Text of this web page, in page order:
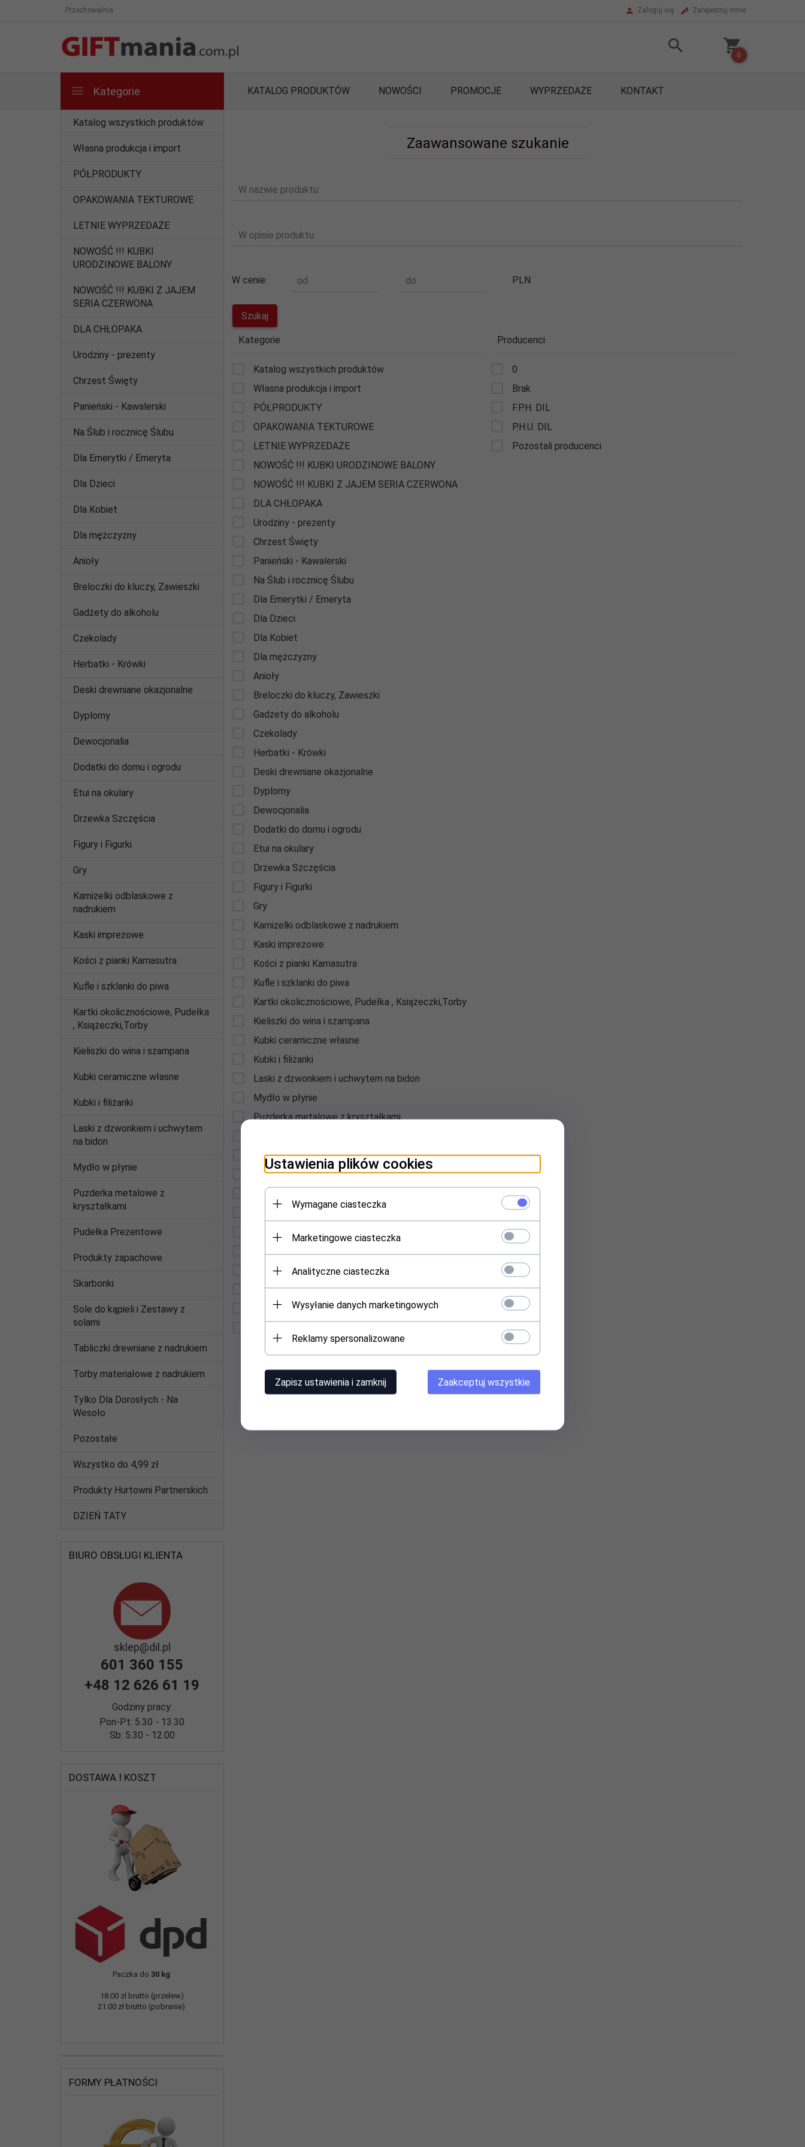
Przechowalnia Zaloguj się Zarejestruj mnie
0
Kategorie KATALOG PRODUKTÓW NOWOŚCI PROMOCJE WYPRZEDAŻE KONTAKT
Katalog wszystkich produktów
Własna produkcja i import
PÓŁPRODUKTY
OPAKOWANIA TEKTUROWE
LETNIE WYPRZEDAŻE
NOWOŚĆ !!! KUBKI
URODZINOWE BALONY
NOWOŚĆ !!! KUBKI Z JAJEM
SERIA CZERWONA
DLA CHŁOPAKA
Urodziny - prezenty
Chrzest Święty
Panieński - Kawalerski
Na Ślub i rocznicę Ślubu
Dla Emerytki / Emeryta
Dla Dzieci
Dla Kobiet
Dla mężczyzny
Anioły
Breloczki do kluczy, Zawieszki
Gadżety do alkoholu
Czekolady
Herbatki - Krówki
Deski drewniane okazjonalne
Dyplomy
Dewocjonalia
Dodatki do domu i ogrodu
Etui na okulary
Drzewka Szczęścia
Figury i Figurki
Gry
Kamizelki odblaskowe z
nadrukiem
Kaski imprezowe
Kości z pianki Kamasutra
Kufle i szklanki do piwa
Kartki okolicznościowe, Pudełka
, Książeczki,Torby
Kieliszki do wina i szampana
Kubki ceramiczne własne
Kubki i filiżanki
Laski z dzwonkiem i uchwytem
na bidon
Mydło w płynie
Puzderka metalowe z
kryształkami
Pudełka Prezentowe
Produkty zapachowe
Skarbonki
Sole do kąpieli i Zestawy z
solami
Tabliczki drewniane z nadrukiem
Torby materiałowe z nadrukiem
Tylko Dla Dorosłych - Na
Wesoło
Pozostałe
Wszystko do 4,99 zł
Produkty Hurtowni Partnerskich
DZIEŃ TATY
BIURO OBSŁUGI KLIENTA
sklep@dil.pl
601 360 155
+48 12 626 61 19
Godziny pracy:
Pon-Pt: 5.30 - 13.30
Sb: 5.30 - 12.00
DOSTAWA I KOSZT
Paczka do 30 kg:
18.00 zł brutto (przelew)
21.00 zł brutto (pobranie)
FORMY PŁATNOŚCI
Zaawansowane szukanie
W nazwie produktu:
W opisie produktu:
W cenie: od do PLN
Kategorie
Katalog wszystkich produktów
Własna produkcja i import
PÓŁPRODUKTY
OPAKOWANIA TEKTUROWE
LETNIE WYPRZEDAŻE
NOWOŚĆ !!! KUBKI URODZINOWE BALONY
NOWOŚĆ !!! KUBKI Z JAJEM SERIA CZERWONA
DLA CHŁOPAKA
Urodziny - prezenty
Chrzest Święty
Panieński - Kawalerski
Na Ślub i rocznicę Ślubu
Dla Emerytki / Emeryta
Dla Dzieci
Dla Kobiet
Dla mężczyzny
Anioły
Breloczki do kluczy, Zawieszki
Gadżety do alkoholu
Czekolady
Herbatki - Krówki
Deski drewniane okazjonalne
Dyplomy
Dewocjonalia
Dodatki do domu i ogrodu
Etui na okulary
Drzewka Szczęścia
Figury i Figurki
Gry
Kamizelki odblaskowe z nadrukiem
Kaski imprezowe
Kości z pianki Kamasutra
Kufle i szklanki do piwa
Kartki okolicznościowe, Pudełka , Książeczki,Torby
Kieliszki do wina i szampana
Kubki ceramiczne własne
Kubki i filiżanki
Laski z dzwonkiem i uchwytem na bidon
Mydło w płynie
Puzderka metalowe z kryształkami
Produkty zapachowe
Skarbonki
Sole do kąpieli i Zestawy z solami
Tabliczki drewniane z nadrukiem
Torby materiałowe z nadrukiem
Tylko Dla Dorosłych - Na Wesoło
Pozostałe
Wszystko do 4,99 zł
Produkty Hurtowni Partnerskich
Producenci
0
Brak
F.P.H. DIL
P.H.U. DIL
Pozostali producenci
Ustawienia plików cookies
Wymagane ciasteczka
Marketingowe ciasteczka
Analityczne ciasteczka
Wysyłanie danych marketingowych
Reklamy spersonalizowane
Zapisz ustawienia i zamknij Zaakceptuj wszystkie